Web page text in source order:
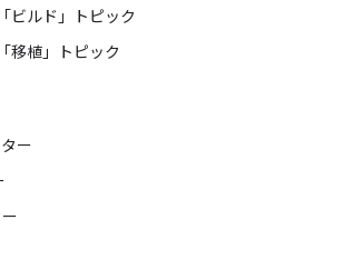
ビルド」トピック
移植」トピック
ー